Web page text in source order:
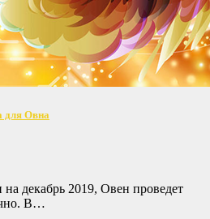
для Овна
декабрь 2019, Овен проведет
В…